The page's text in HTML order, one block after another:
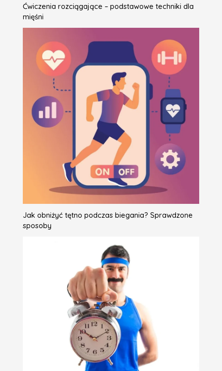
Ćwiczenia rozciągające – podstawowe techniki dla
mięśni
Jak obniżyć tętno podczas biegania? Sprawdzone
sposoby